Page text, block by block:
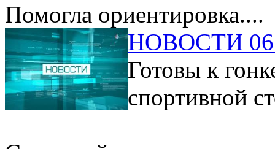
Помогла ориентировка....
НОВОСТИ
Готовы к
спортивной